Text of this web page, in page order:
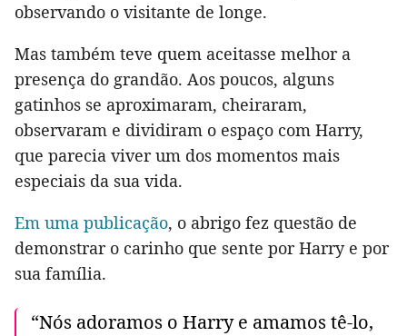
observando o visitante de longe.
Mas também teve quem aceitasse melhor a
presença do grandão. Aos poucos, alguns
gatinhos se aproximaram, cheiraram,
observaram e dividiram o espaço com Harry,
que parecia viver um dos momentos mais
especiais da sua vida.
Em uma publicação, o abrigo fez questão de
demonstrar o carinho que sente por Harry e por
sua família.
“Nós adoramos o Harry e amamos tê-lo,